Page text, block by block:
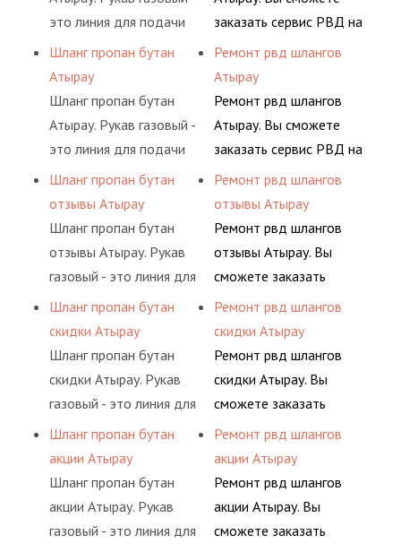
пропан, бутан,
определенными
элементами системы.
это линия для подачи
сжатого воздуха и
различных типов
сжиженного газа
(кислород, аргон, метан,
пропан, бутан,
определенными
элементами системы.
Шланг пропан бутан
Атырау
Шланг пропан бутан
Атырау. Рукав газовый -
это линия для подачи
сжатого воздуха и
различных типов
сжиженного газа
(кислород, аргон, метан,
пропан, бутан,
определенными
элементами системы.
Шланг пропан бутан
отзывы Атырау
Шланг пропан бутан
отзывы Атырау. Рукав
газовый - это линия для
подачи сжатого
воздуха и различных
типов сжиженного газа
(кислород, аргон, метан,
пропан, бутан,
определенными
элементами системы.
Шланг пропан бутан
скидки Атырау
Шланг пропан бутан
скидки Атырау. Рукав
газовый - это линия для
подачи сжатого
воздуха и различных
типов сжиженного газа
(кислород, аргон, метан,
пропан, бутан,
Шланг пропан бутан
акции Атырау
Шланг пропан бутан
акции Атырау. Рукав
газовый - это линия для
обслуживания
предприятия.
заказать сервис РВД на
разовой основе либо на
условиях
долговременного
комплексного
обслуживания
предприятия.
Ремонт рвд шлангов
Атырау
Ремонт рвд шлангов
Атырау. Вы сможете
заказать сервис РВД на
разовой основе либо на
условиях
долговременного
комплексного
обслуживания
предприятия.
Ремонт рвд шлангов
отзывы Атырау
Ремонт рвд шлангов
отзывы Атырау. Вы
сможете заказать
сервис РВД на разовой
основе либо на
условиях
долговременного
комплексного
гидросистем Вашего
предприятия.
Ремонт рвд шлангов
скидки Атырау
Ремонт рвд шлангов
скидки Атырау. Вы
сможете заказать
сервис РВД на разовой
основе либо на
условиях
долговременного
комплексного
Ремонт рвд шлангов
акции Атырау
Ремонт рвд шлангов
акции Атырау. Вы
сможете заказать